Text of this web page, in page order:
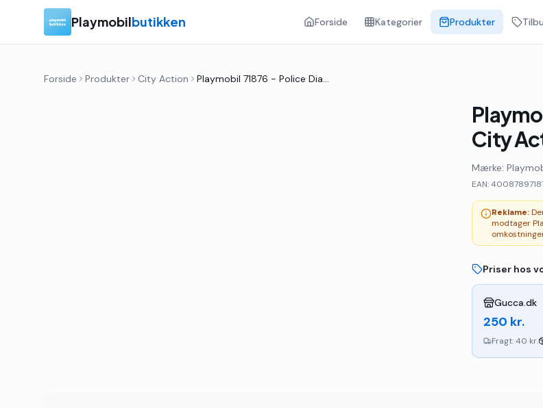
Playmobilbutikken Forside Kategorier Produkter
Forside Produkter City Action Playmobil 71876 - Police Diamond Heist - City Action - Politi
City
Mærke:
EAN:
Reklame:
modtager
Priser hos
Gucca.dk
250 kr.
Fragt:40 kr.